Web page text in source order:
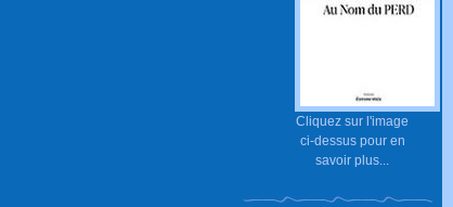
Cliquez sur l'image
ci-dessus pour en
savoir plus...